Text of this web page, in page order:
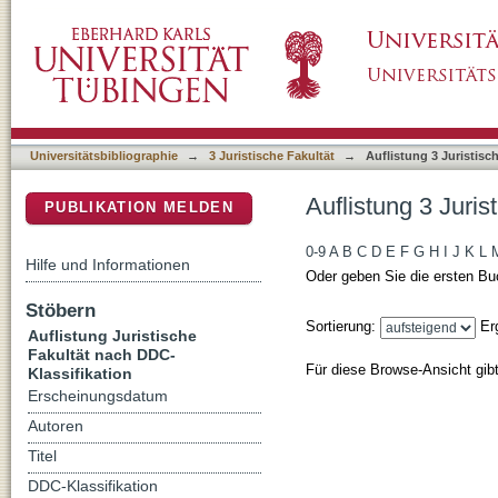
Universitätsbibliographie → 3 Juristische Fakultät → Auflistung 3
Auflistung 3
0-9 A B C D E F G H J K L
Oder geben Sie die ersten
Sortierung:
Für diese Browse-Ansicht
PUBLIKATION MELDEN
Hilfe und Informationen
Stöbern
Auflistung Juristische
Fakultät nach DDC-
Klassifikation
Erscheinungsdatum
Autoren
Titel
DDC-Klassifikation